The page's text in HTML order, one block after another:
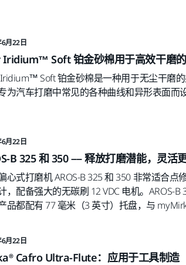
月22日
Iridium™ Soft 铂金砂棉用于高效干磨
Soft 铂金砂棉是一种用于无尘干磨
为汽车打磨中常见的各种曲线和异形表面而
月22日
B 325 和 350 –– 释放打磨潜能，灵活
心式打磨机 AROS-B 325 和 350 非常适合
，配备强大的无碳刷 12 VDC 电机。AROS-
品都配有 77 毫米（3 英寸）托盘，与
月22日
Cafro Ultra-Flute：应用于工具制造